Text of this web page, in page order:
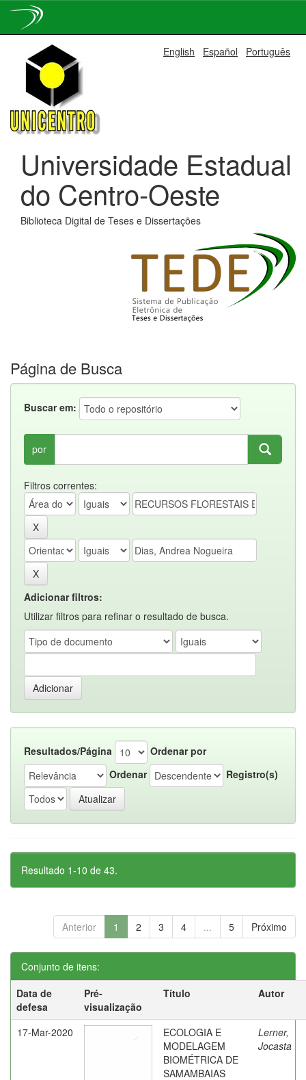
navigation
English Español Português
Universidade Estadual
do Centro-Oeste
Biblioteca Digital de Teses e Dissertações
Página de Busca
Buscar em:
por
Filtros correntes:
Adicionar filtros:
Utilizar filtros para refinar o resultado de busca.
Resultados/Página
Ordenar por
Ordenar
Registro(s)
Resultado 1-10 de 43.
Anterior 1 2 3 4 ... 5 Próximo
Conjunto de itens:
Data de
defesa
Pré-
visualização
Título Autor
17-Mar-2020
ECOLOGIA E
MODELAGEM
BIOMÉTRICA DE
SAMAMBAIAS
Lerner,
Jocasta